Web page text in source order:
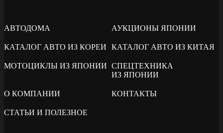
АВТОДОМА АУКЦИОНЫ ЯПОНИИ
КАТАЛОГ АВТО ИЗ КОРЕИ КАТАЛОГ АВТО ИЗ КИТАЯ
МОТОЦИКЛЫ ИЗ ЯПОНИИ СПЕЦТЕХНИКА
ИЗ ЯПОНИИ
О КОМПАНИИ КОНТАКТЫ
СТАТЬИ И ПОЛЕЗНОЕ